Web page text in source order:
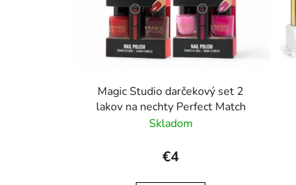
Magic Studio darčekový set 2
lakov na nechty Perfect Match
Skladom
€4